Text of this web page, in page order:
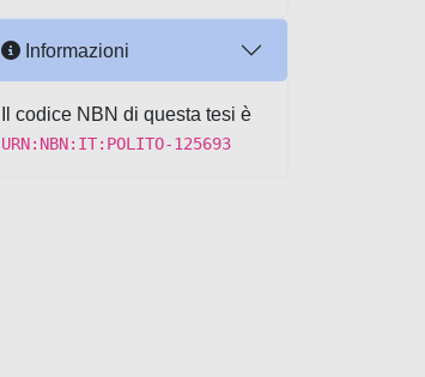
Informazioni
Il codice NBN di questa tesi è
URN:NBN:IT:POLITO-125693